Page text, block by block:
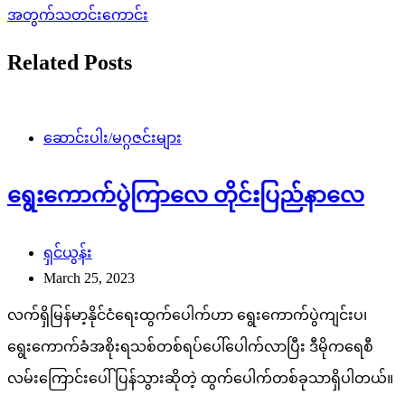
အတွက်သတင်းကောင်း
Related Posts
ဆောင်းပါး/မဂ္ဂဇင်းများ
ရွေးကောက်ပွဲကြာလေ တိုင်းပြည်နာလေ
ရှင်ယွန်း
March 25, 2023
လက်ရှိမြန်မာ့နိုင်ငံရေးထွက်ပေါက်ဟာ ရွေးကောက်ပွဲကျင်းပ၊
ရွေးကောက်ခံအစိုးရသစ်တစ်ရပ်ပေါ်ပေါက်လာပြီး ဒီမိုကရေစီ
လမ်းကြောင်းပေါ်ပြန်သွားဆိုတဲ့ ထွက်ပေါက်တစ်ခုသာရှိပါတယ်။